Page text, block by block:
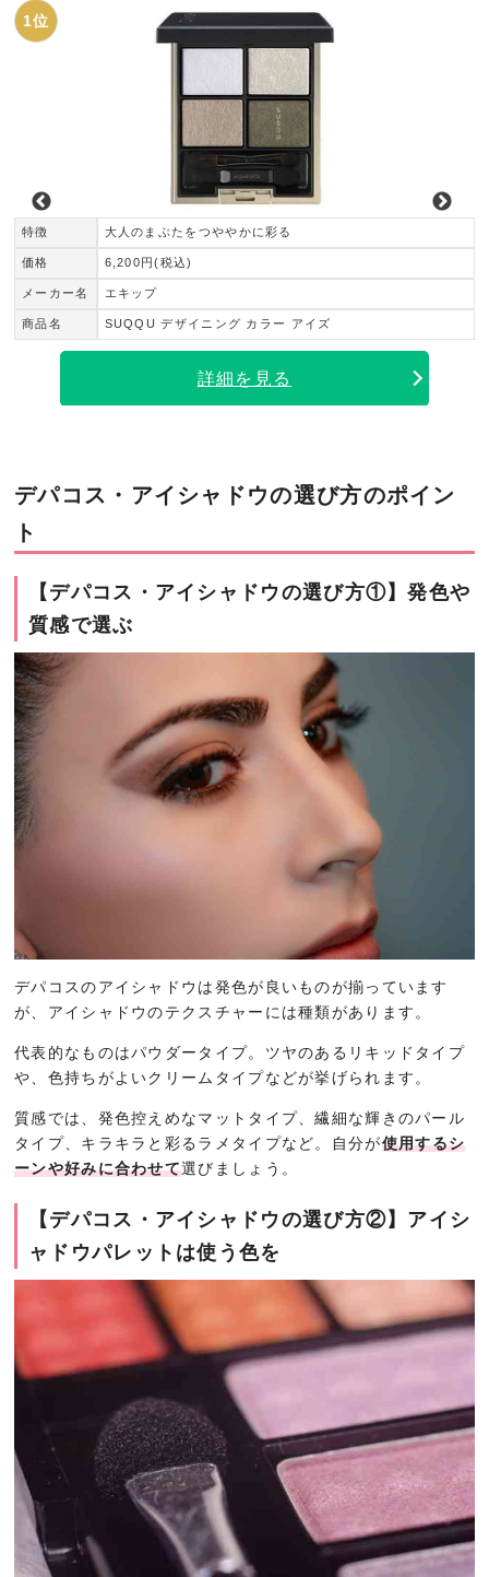
1位
特徴
価格
メーカー名
商品名
大人のまぶたをつややかに彩る
6,200円(税込)
エキップ
SUQQU デザイニング カラー アイズ
詳細を見る
デパコス・アイシャドウの選び方のポイン
ト
【デパコス・アイシャドウの選び方①】発色や
質感で選ぶ
デパコスのアイシャドウは発色が良いものが揃っています
が、アイシャドウのテクスチャーには種類があります。
代表的なものはパウダータイプ。ツヤのあるリキッドタイプ
や、色持ちがよいクリームタイプなどが挙げられます。
質感では、発色控えめなマットタイプ、繊細な輝きのパール
タイプ、キラキラと彩るラメタイプなど。自分が使用するシ
ーンや好みに合わせて選びましょう。
【デパコス・アイシャドウの選び方②】アイシ
ャドウパレットは使う色を